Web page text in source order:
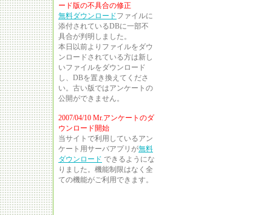
ード版の不具合の修正
無料ダウンロードファイルに
添付されているDBに一部不
具合が判明しました。
本日以前よりファイルをダウ
ンロードされている方は新し
いファイルをダウンロード
し、DBを置き換えてくださ
い。古い版ではアンケートの
公開ができません。
2007/04/10 Mr.アンケートのダ
ウンロード開始
当サイトで利用しているアン
ケート用サーバアプリが無料
ダウンロード できるようにな
りました。機能制限はなく全
ての機能がご利用できます。